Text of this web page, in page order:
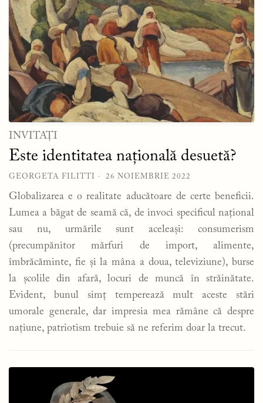
INVITAȚI
Este identitatea națională desuetă?
GEORGETA FILITTI 26 NOIEMBRIE 2022
Globalizarea e o realitate aducătoare de certe beneficii.
Lumea a băgat de seamă că, de invoci specificul național
sau nu, urmările sunt aceleași: consumerism
(precumpănitor mărfuri de import, alimente,
îmbrăcăminte, fie și la mâna a doua, televiziune), burse
la școlile din afară, locuri de muncă în străinătate.
Evident, bunul simț temperează mult aceste stări
umorale generale, dar impresia mea rămâne că despre
națiune, patriotism trebuie să ne referim doar la trecut.